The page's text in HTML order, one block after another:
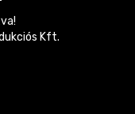
Kft.